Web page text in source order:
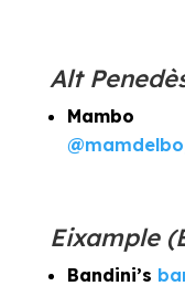
Alt
Eixample
Bandini’s